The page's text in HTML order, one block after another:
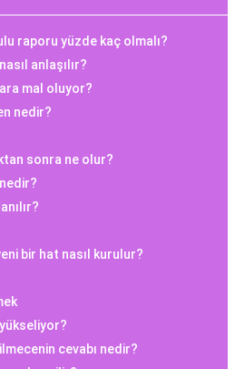
raporu yüzde kaç olmalı?
anlaşılır?
mal oluyor?
nedir?
sonra ne olur?
bir hat nasıl kurulur?
cevabı nedir?